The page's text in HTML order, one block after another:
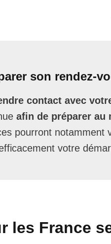
son rendez-
contact avec
afin de préparer au
pourront notamment
votre
les France